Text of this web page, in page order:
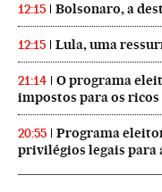
12:15 Bolsonaro, a
12:15 Lula, uma
21:14
O programa
impostos para os
20:55
Programa
privilégios legais para